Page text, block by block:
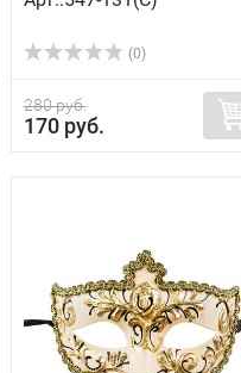
(0)
280 руб.
170 руб.